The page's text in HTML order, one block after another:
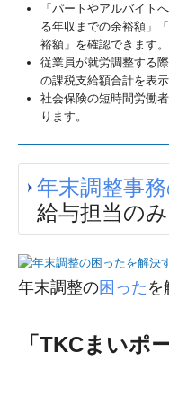
「パートやアルバイト
る年収までの余裕額」
裕額」を確認できます。
従業員が就労調整する
の課税支給額合計を表示
社会保険の短時間労働
ります。
年末調整事
給与担当の
年末調整の困った を
「TKCまいポ